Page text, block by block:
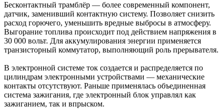
Бесконтактный трамблёр — более современный компонент,
датчик, заменивший контактную систему. Позволяет снизить
расход горючего, уменьшить вредные выбросы в атмосферу.
Выгорание топлива происходит под действием напряжения в
30 000 вольт. Для аккумулирования энергии применяется
транзисторный коммутатор, выполняющий роль прерывателя.
В электронной системе ток создается и распределяется по
цилиндрам электронными устройствами — механические
контакты отсутствуют. Раньше применялась объединенная
система зажигания, где электронный блок управлял как
зажиганием, так и впрыском.